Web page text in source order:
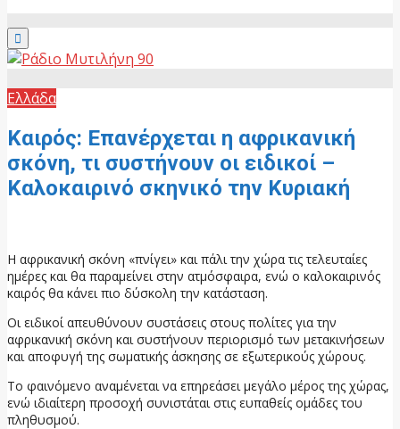
Primary
Menu
Ελλάδα
Καιρός: Επανέρχεται η αφρικανική
σκόνη, τι συστήνουν οι ειδικοί –
Καλοκαιρινό σκηνικό την Κυριακή
Η αφρικανική σκόνη «πνίγει» και πάλι την χώρα τις τελευταίες
ημέρες και θα παραμείνει στην ατμόσφαιρα, ενώ ο καλοκαιρινός
καιρός θα κάνει πιο δύσκολη την κατάσταση.
Οι ειδικοί απευθύνουν συστάσεις στους πολίτες για την
αφρικανική σκόνη και συστήνουν περιορισμό των μετακινήσεων
και αποφυγή της σωματικής άσκησης σε εξωτερικούς χώρους.
Το φαινόμενο αναμένεται να επηρεάσει μεγάλο μέρος της χώρας,
ενώ ιδιαίτερη προσοχή συνιστάται στις ευπαθείς ομάδες του
πληθυσμού.